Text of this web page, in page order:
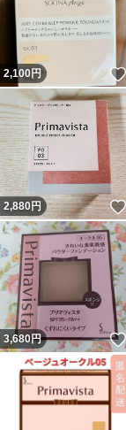
2,100円
2,880円
3,680円